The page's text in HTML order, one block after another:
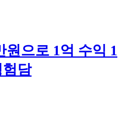
원으로 1억 수익 1
험담